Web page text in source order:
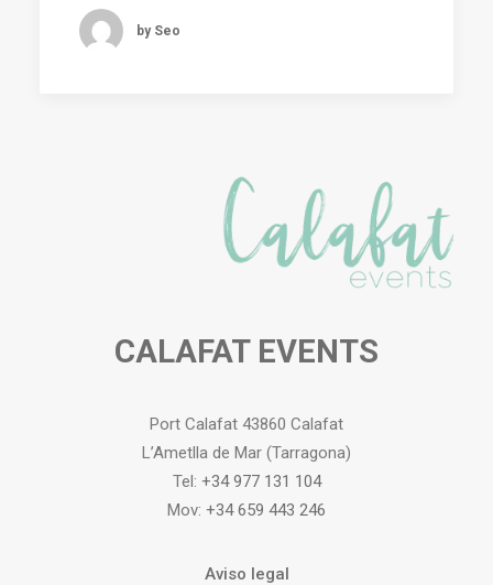
by Seo
CALAFAT EVENTS
Port Calafat 43860 Calafat
L’Ametlla de Mar (Tarragona)
Tel: +34 977 131 104
Mov: +34 659 443 246
Aviso legal